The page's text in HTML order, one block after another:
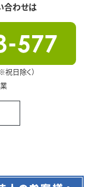
合わせは
日除く）